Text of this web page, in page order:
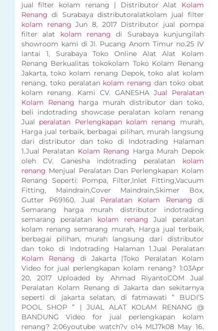
jual filter kolam renang | Distributor Alat Kolam
Renang di Surabaya distributoralatkolam jual filter
kolam renang Jun 8, 2017 Distributor jual pompa
filter alat kolam renang di Surabaya kunjungilah
showroom kami di Jl. Pucang Anom Timur no.25 IV
lantai 1, Surabaya Toko Online Alat Alat Kolam
Renang Berkualitas tokokolam Toko Kolam Renang
Jakarta, toko kolam renang Depok, toko alat kolam
renang, toko peralatankolam renang dan toko obat
kolam renang. Kami CV. GANESHA Jual Peralatan
Kolam Renang harga murah distributor dan toko,
beli indotrading showcase peralatan kolam renang
Jual peralatan Perlengkapan kolam renang murah,
Harga jual terbaik, berbagai pilihan, murah langsung
dari distributor dan toko di Indotrading Halaman
1.Jual Peralatan Kolam Renang Harga Murah Depok
oleh CV. Ganesha indotrading peralatan kolam
renang Menjual Peralatan Dan Perlengkapan Kolam
Renang Seperti: Pompa, Filter,Inlet Fitting,Vacuum
Fitting, Maindrain,Cover Maindrain,Skimer Box,
Gutter P69160. Jual Peralatan Kolam Renang di
Semarang harga murah distributor indotrading
semarang peralatan kolam renang Jual peralatan
kolam renang semarang murah, Harga jual terbaik,
berbagai pilihan, murah langsung dari distributor
dan toko di Indotrading Halaman 1.Jual Peralatan
Kolam Renang di Jakarta |Toko Peralatan Kolam
Video for jual perlengkapan kolam renang? 1:03Apr
20, 2017 Uploaded by Ahmad RiyantoCOM Jual
Peralatan Kolam Renang di Jakarta dan sekitarnya
seperti di jakarta selatan, di fatmawati ” BUDI’S
POOL SHOP ” | JUAL ALAT KOLAM RENANG @
BANDUNG Video for jual perlengkapan kolam
renang? 2:06youtube watch?v o14 ML17k08 May 16,